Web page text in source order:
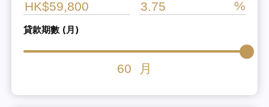
貸款期數 (月)
60 月